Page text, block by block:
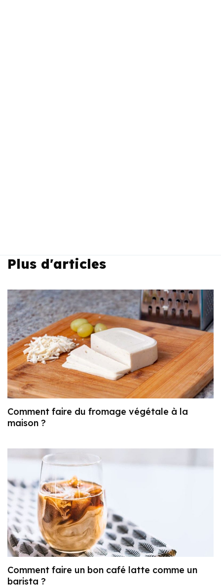
Plus d'articles
Comment faire du fromage végétale à la
maison ?
Comment faire un bon café latte comme un
barista ?